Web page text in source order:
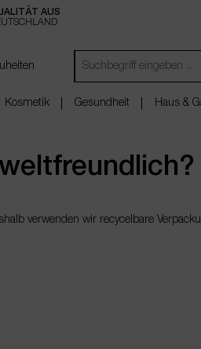
AUS
Kosmetik Gesundheit Haus &
verwenden wir recycelbare